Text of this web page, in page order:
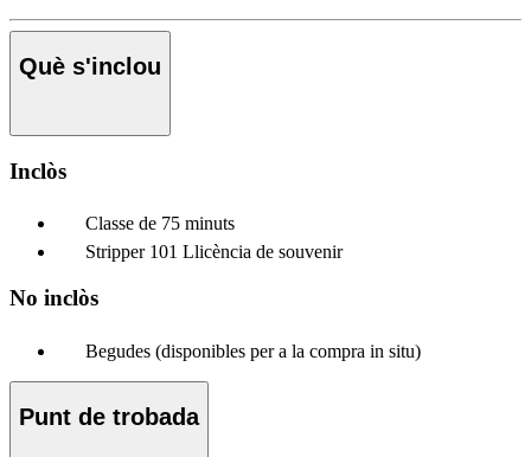
Què s'inclou
Inclòs
Classe de 75 minuts
Stripper 101 Llicència de souvenir
No inclòs
Begudes (disponibles per a la compra in situ)
Punt de trobada